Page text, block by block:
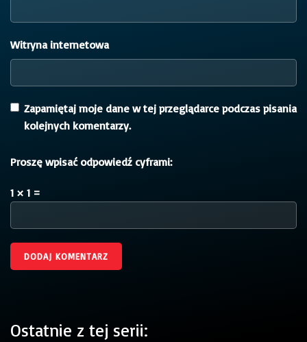
Witryna internetowa
Zapamiętaj moje dane w tej przeglądarce podczas pisania
kolejnych komentarzy.
Proszę wpisać odpowiedź cyframi:
1 × 1 =
Ostatnie z tej serii: